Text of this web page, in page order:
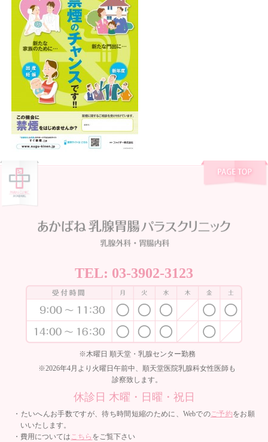
TEL: 03-3902-3123
※木曜日 順天堂・乳腺センター勤務
※2026年4月より火曜日午前中、順天堂医院乳腺科女性医師も
診察致します。
休診日 木曜・日曜・祝日
・たいへんお手数ですが、待ち時間短縮のために、Webでのご予約をお願
いいたします。
・費用についてはこちら をご覧下さい